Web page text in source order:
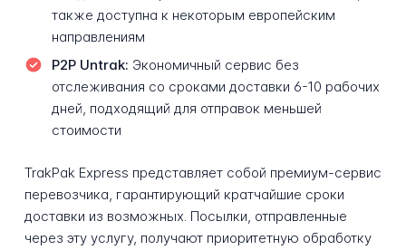
также доступна к некоторым европейским
направлениям
P2P Untrak: Экономичный сервис без
отслеживания со сроками доставки 6-10 рабочих
дней, подходящий для отправок меньшей
стоимости
TrakPak Express представляет собой премиум-сервис
перевозчика, гарантирующий кратчайшие сроки
доставки из возможных. Посылки, отправленные
через эту услугу, получают приоритетную обработку